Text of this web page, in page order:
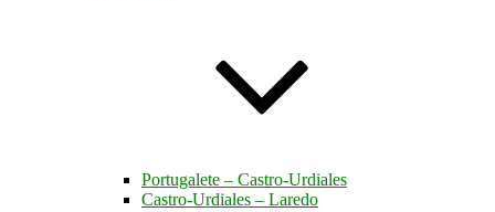
Portugalete – Castro-Urdiales
Castro-Urdiales – Laredo